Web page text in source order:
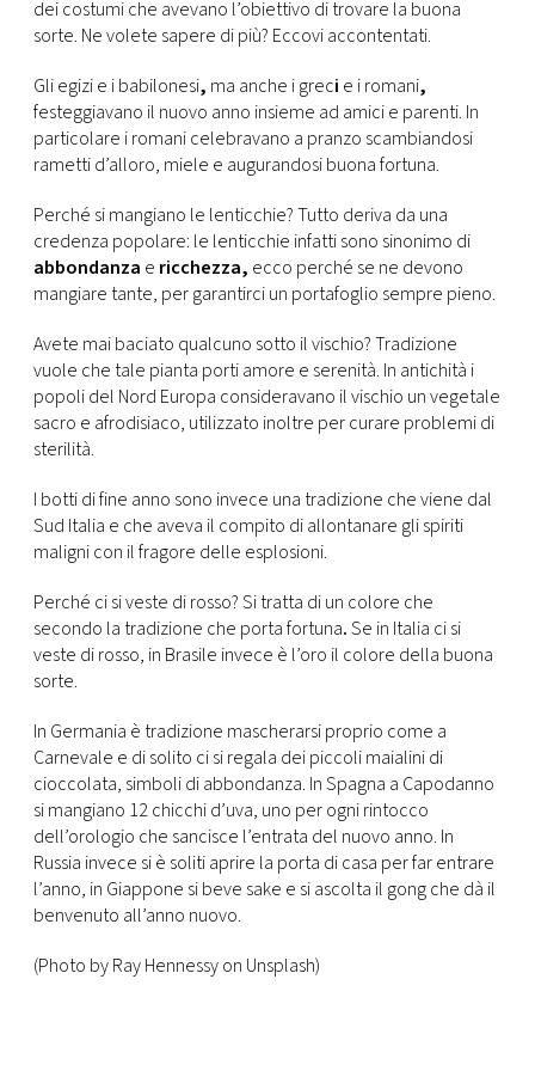
CONSIGLIA
dei costumi che avevano l’obiettivo di trovare la buona
sorte. Ne volete sapere di più? Eccovi accontentati.
Gli egizi e i babilonesi, ma anche i greci e i romani,
festeggiavano il nuovo anno insieme ad amici e parenti. In
particolare i romani celebravano a pranzo scambiandosi
rametti d’alloro, miele e augurandosi buona fortuna.
Perché si mangiano le lenticchie? Tutto deriva da una
credenza popolare: le lenticchie infatti sono sinonimo di
abbondanza e ricchezza, ecco perché se ne devono
mangiare tante, per garantirci un portafoglio sempre pieno.
Avete mai baciato qualcuno sotto il vischio? Tradizione
vuole che tale pianta porti amore e serenità. In antichità i
popoli del Nord Europa consideravano il vischio un vegetale
sacro e afrodisiaco, utilizzato inoltre per curare problemi di
sterilità.
I botti di fine anno sono invece una tradizione che viene dal
Sud Italia e che aveva il compito di allontanare gli spiriti
maligni con il fragore delle esplosioni.
Perché ci si veste di rosso? Si tratta di un colore che
secondo la tradizione che porta fortuna.Se in Italia ci si
veste di rosso, in Brasile invece è l’oro il colore della buona
sorte.
In Germania è tradizione mascherarsi proprio come a
Carnevale e di solito ci si regala dei piccoli maialini di
cioccolata, simboli di abbondanza. In Spagna a Capodanno
si mangiano 12 chicchi d’uva, uno per ogni rintocco
dell’orologio che sancisce l’entrata del nuovo anno. In
Russia invece si è soliti aprire la porta di casa per far entrare
l’anno, in Giappone si beve sake e si ascolta il gong che dà il
benvenuto all’anno nuovo.
(Photo by Ray Hennessy on Unsplash)